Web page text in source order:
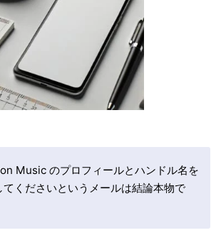
Music のプロフィールとハンドル名を
てくださいというメールは結論本物で